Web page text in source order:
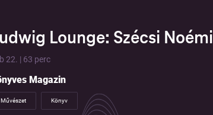
Lounge: Szécsi Noémi
22. | 63 perc
Magazin
Művészet Könyv